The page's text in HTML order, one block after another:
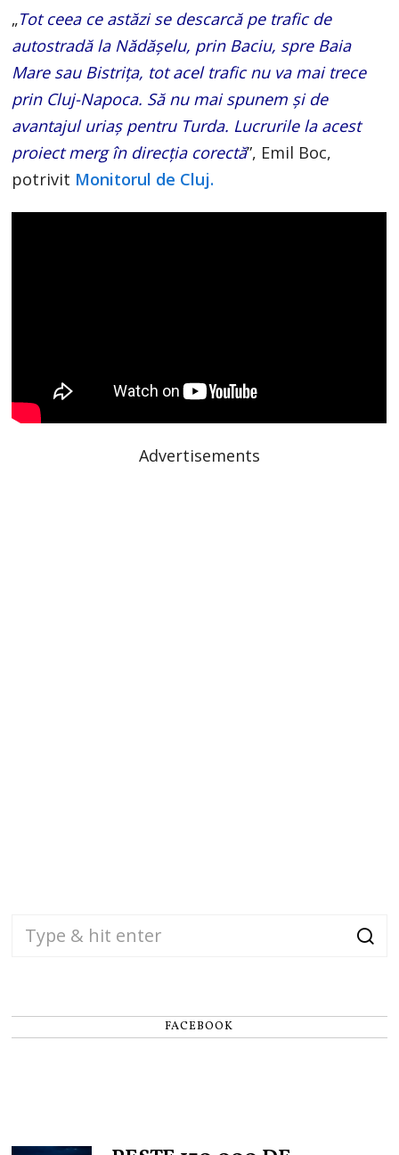
„Tot ceea ce astăzi se descarcă pe trafic de
autostradă la Nădășelu, prin Baciu, spre Baia
Mare sau Bistrița, tot acel trafic nu va mai trece
prin Cluj-Napoca. Să nu mai spunem și de
avantajul uriaș pentru Turda. Lucrurile la acest
proiect merg în direcția corectă”, Emil Boc,
potrivit Monitorul de Cluj.
Advertisements
FACEBOOK